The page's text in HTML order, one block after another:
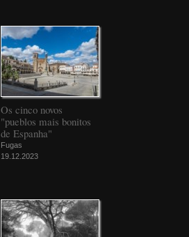
Os cinco novos
"pueblos mais bonitos
de Espanha"
Fugas
19.12.2023